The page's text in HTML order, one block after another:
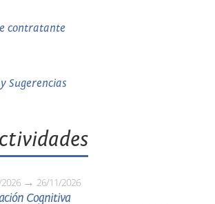
contratante
Sugerencias
26/11/2026
Cognitiva